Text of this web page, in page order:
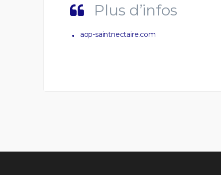
Plus d’infos
aop-saintnectaire.com